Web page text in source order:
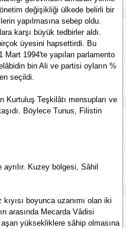
değişikliği ülkede belirli bir
yapılmasına sebep oldu.
karşı büyük tedbirler aldı.
üyesini hapsettirdi. Bu
Mart 1994'te yapılan parlamento
bin Ali ve partisi oyların %
seçildi.
Kurtuluş Teşkilâtı mensupları ve
Böylece Tunus, Filistin
Kuzey bölgesi, Sâhil
boyunca uzanımı olan iki
arasında Mecarda Vâdisi
yüksekliklere sâhip olmasına